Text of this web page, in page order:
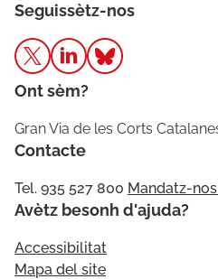
Seguissètz-nos
Ont sèm?
Gran Via de les Corts
Contacte
Tel. 935 527 800 Mandatz-
Avètz besonh d'ajuda?
Accessibilitat
Mapa del site